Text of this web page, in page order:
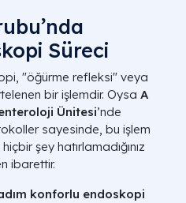
Süreci
"öğürme refleksi" veya
bir işlemdir. Oysa A
Ünitesi’nde
sayesinde, bu işlem
şey hatırlamadığınız
ibarettir.
konforlu endoskopi